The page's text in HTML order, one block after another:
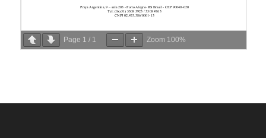
Page 1 / 1 Zoom 100%